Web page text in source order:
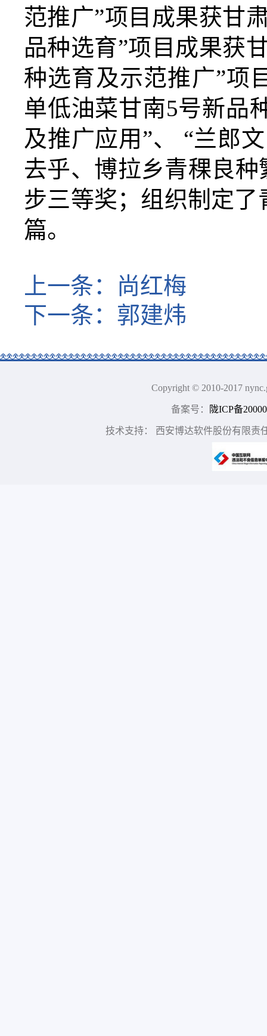
范推广”项目成果获甘
品种选育”项目成果获
种选育及示范推广”项
单低油菜甘南5号新品
及推广应用”、 “兰郎
去乎、博拉乡青稞良
步三等奖；组织制定
篇。
上一条： 尚红梅
下一条： 郭建炜
Copyright © 2010-2017
备案号： 陇ICP备
技术支持： 西安博达软件股份有限责